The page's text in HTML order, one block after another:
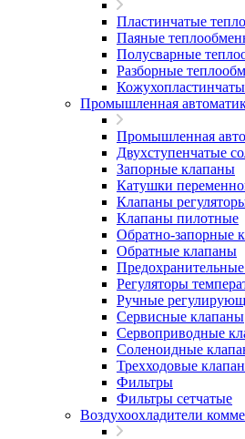
Пластинчатые
Паяные
Полусварные
Разборные
Промышленная
Промышленная
Двухступенчатые
Запорные клапаны
Катушки
Клапаны
Клапаны пилотные
Обратно-запорные
Обратные клапаны
Регуляторы
Ручные
Сервисные клапаны
Сервоприводные
Соленоидные
Трехходовые
Фильтры
Фильтры сетчатые
Воздухоохладители